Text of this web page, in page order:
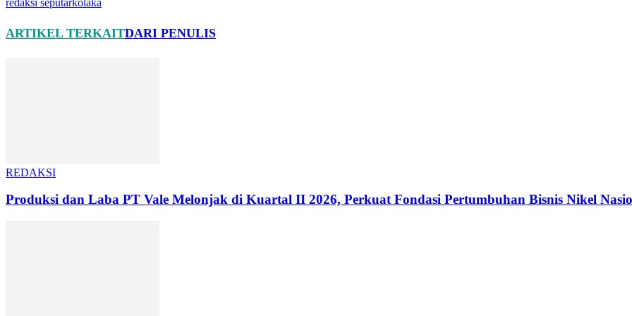
ARTIKEL TERKAITDARI PENULIS
REDAKSI
Produksi dan Laba PT Vale Melonjak di Kuartal II 2026, Perkuat Fondasi Pertumbuhan Bisnis Nikel